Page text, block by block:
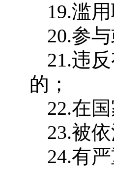
19.滥
20.参
21.违
的；
22.在
23.被
24.有